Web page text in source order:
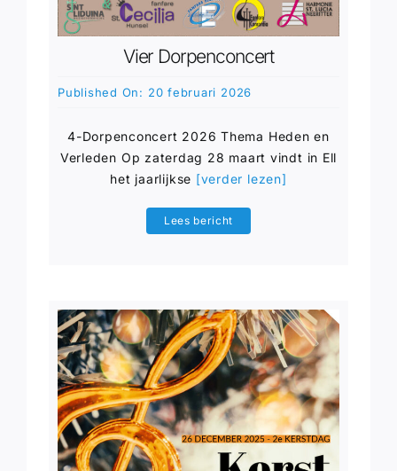
Vier Dorpenconcert
Published On: 20 februari 2026
4-Dorpenconcert 2026 Thema Heden en
Verleden Op zaterdag 28 maart vindt in Ell
het jaarlijkse [verder lezen]
Lees bericht